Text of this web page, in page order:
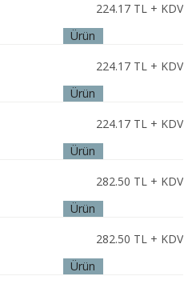
224.17TL + KDV
Ürün
224.17TL + KDV
Ürün
224.17TL + KDV
Ürün
282.50 TL + KDV
Ürün
282.50 TL + KDV
Ürün